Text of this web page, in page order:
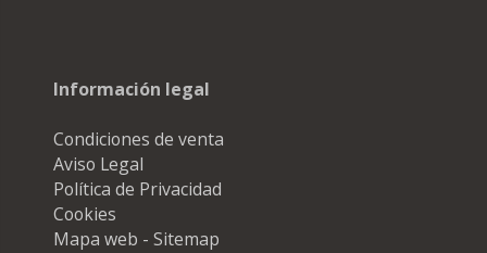
Información legal
Condiciones de venta
Aviso Legal
Política de Privacidad
Cookies
Mapa web - Sitemap